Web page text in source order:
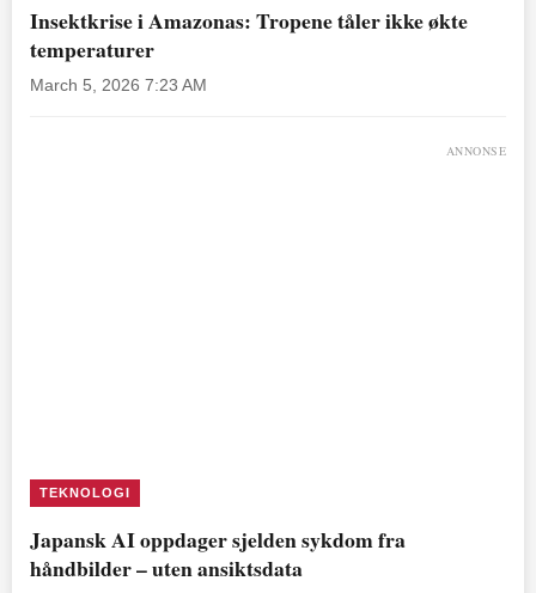
Insektkrise i Amazonas: Tropene tåler ikke økte
temperaturer
March 5, 2026 7:23 AM
ANNONSE
TEKNOLOGI
Japansk AI oppdager sjelden sykdom fra
håndbilder – uten ansiktsdata